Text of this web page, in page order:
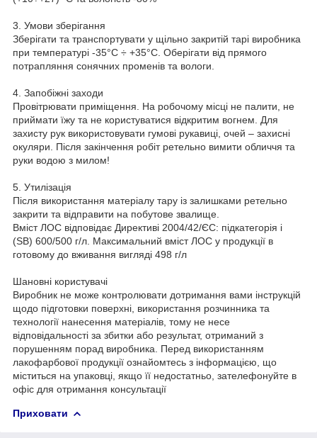
3. Умови зберігання
Зберігати та транспортувати у щільно закритій тарі виробника
при температурі -35°С ÷ +35°С. Оберігати від прямого
потрапляння сонячних променів та вологи.
4. Запобіжні заходи
Провітрювати приміщення. На робочому місці не палити, не
приймати їжу та не користуватися відкритим вогнем. Для
захисту рук використовувати гумові рукавиці, очей – захисні
окуляри. Після закінчення робіт ретельно вимити обличчя та
руки водою з милом!
5. Утилізація
Після використання матеріалу тару із залишками ретельно
закрити та відправити на побутове звалище.
Вміст ЛОС відповідає Директиві 2004/42/ЄC: підкатегорія i
(SB) 600/500 г/л. Максимальний вміст ЛОС у продукції в
готовому до вживання вигляді 498 г/л
Шановні користувачі
Виробник не може контролювати дотримання вами інструкцій
щодо підготовки поверхні, використання розчинника та
технології нанесення матеріалів, тому не несе
відповідальності за збитки або результат, отриманий з
порушенням порад виробника. Перед використанням
лакофарбової продукції ознайомтесь з інформацією, що
міститься на упаковці, якщо її недостатньо, зателефонуйте в
офіс для отримання консультації
Приховати